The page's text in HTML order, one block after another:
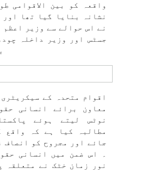
واقعہ کو بین الاقوامی
نشانہ بنایا گیا تھا
نے اس حوالے سے وزیر اعظم
جسٹس اور وزیر داخلہ
اقوام متحدہ کے
معاون برائے انسانی
نوٹس لیتے ہوئے
مطالبہ کیا ہے کہ واقع
جائے اور مجروح کو انصاف
۔ اس ضمن میں انسانی
نور زمان خٹک نے متعلقہ